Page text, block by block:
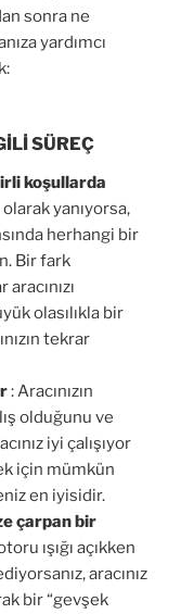
sonra ne
yardımcı
SÜREÇ
koşullarda
yanıyorsa,
herhangi bir
Bir fark
olasılıkla bir
tekrar
: Aracınızın
olduğunu ve
iyi çalışıyor
için mümkün
en iyisidir.
çarpan bir
ışığı açıkken
aracınız
bir “gevşek